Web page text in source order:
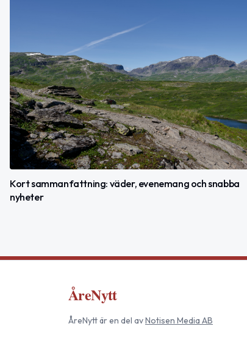
Kort sammanfattning: väder, evenemang och snabba
nyheter
ÅreNytt
ÅreNyttär en del avNotisen Media AB